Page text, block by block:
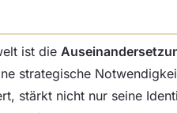
ist die
strategische
stärkt nicht nur seine